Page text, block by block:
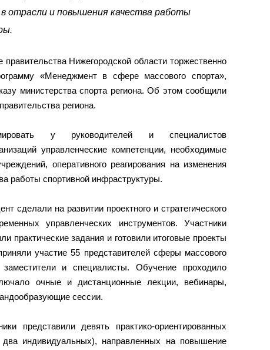
в отрасли и повышения качества работы
правительства Нижегородской области торжественно
«Менеджмент в сфере массового спорта»,
министерства спорта региона. Об этом сообщили
региона.
у руководителей и специалистов
управленческие компетенции, необходимые
оперативного реагирования на изменения
работы спортивной инфраструктуры.
сделали на развитии проектного и стратегического
управленческих инструментов. Участники
практические задания и готовили итоговые проекты
участие 55 представителей сферы массового
и специалисты. Обучение проходило
очные и дистанционные лекции, вебинары,
сессии.
представили девять практико‑ориентированных
индивидуальных), направленных на повышение